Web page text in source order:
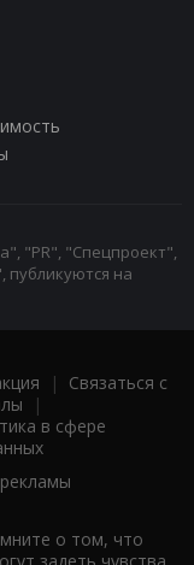
"PR", "Спецпроект",
на
| Связаться с
|
в сфере
о том, что